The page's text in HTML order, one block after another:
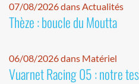
07/08/2026 dans Actualités
Thèze : boucle du Moutta
06/08/2026 dans Matériel
Vuarnet Racing 05 : notre